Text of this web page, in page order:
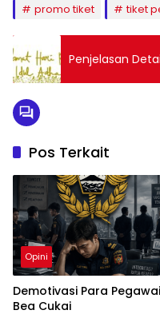
promo tiket
tiket
Penjelasan
Pos Terkait
Opini
Demotivasi Para Pegawai
Bea Cukai